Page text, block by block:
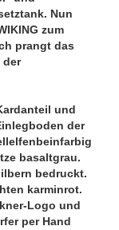
Nun
zum
prangt das
der
und
der
basaltgrau.
bedruckt.
karminrot.
Logo und
per Hand